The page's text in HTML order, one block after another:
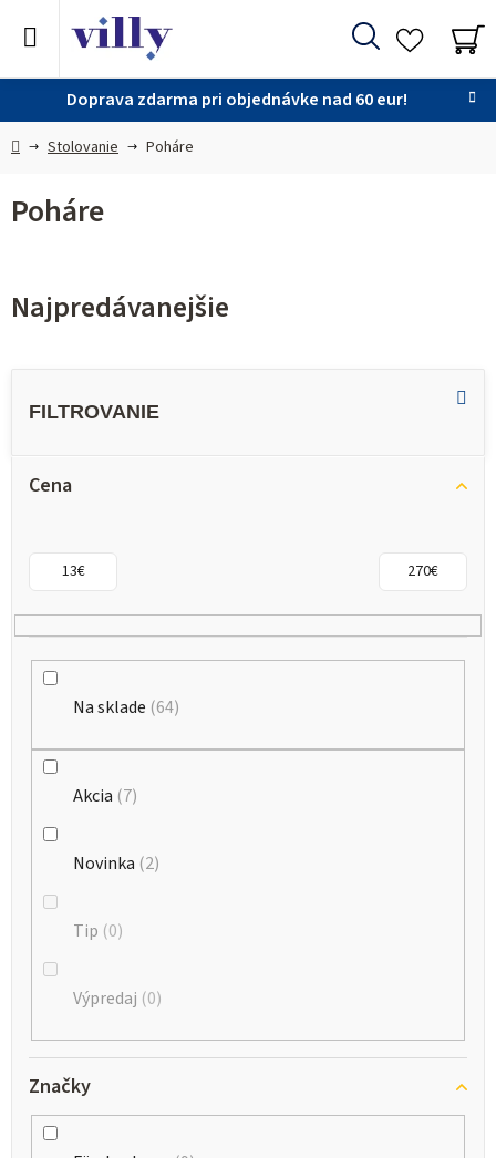
Doprava zdarma pri objednávke nad 60 eur!
Hľadať
DomovStolovanie Poháre
Poháre
Najpredávanejšie
Cena
13€ 270€
Na sklade 64
Akcia 7
Novinka 2
Tip 0
Výpredaj 0
Značky
V
o
d